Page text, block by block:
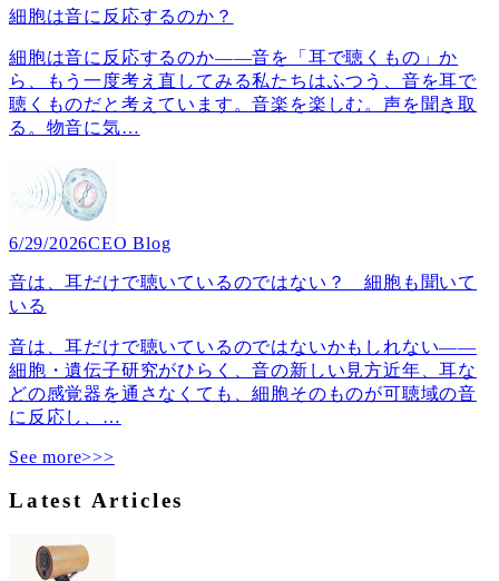
細胞は音に反応するのか？
細胞は音に反応するのか――音を「耳で聴くもの」か
ら、もう一度考え直してみる私たちはふつう、音を耳で
聴くものだと考えています。音楽を楽しむ。声を聞き取
る。物音に気…
6/29/2026CEO Blog
音は、耳だけで聴いているのではない？ 細胞も聞いて
いる
音は、耳だけで聴いているのではないかもしれない――
細胞・遺伝子研究がひらく、音の新しい見方近年、耳な
どの感覚器を通さなくても、細胞そのものが可聴域の音
に反応し、 …
See more>>>
Latest Articles